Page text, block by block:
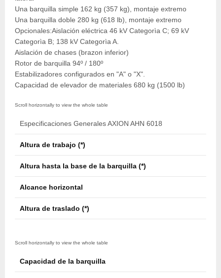
Una barquilla simple 162 kg (357 kg), montaje extremo
Una barquilla doble 280 kg (618 lb), montaje extremo
Opcionales:Aislación eléctrica 46 kV Categorìa C; 69 kV
Categorìa B; 138 kV Categorìa A.
Aislación de chases (brazon inferior)
Rotor de barquilla 94º / 180º
Estabilizadores configurados en "A" o "X".
Capacidad de elevador de materiales 680 kg (1500 lb)
Especificaciones Generales AXION AHN 6018
Altura de trabajo (*)
Altura hasta la base de la barquilla (*)
Alcance horizontal
Altura de traslado (*)
Capacidad de la barquilla